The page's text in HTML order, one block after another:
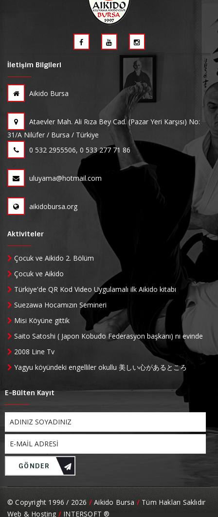
İletişim Bilgileri
Aikido Bursa
Ataevler Mah. Ali Rıza Bey Cad. (Pazar Yeri Karşısı) No:
31/A Nilüfer / Bursa / Türkiye
0 532 2955506, 0 533 277 71 86
uluyama@hotmail.com
aikidobursa.org
Aktiviteler
Çocuk ve Aikido 2. Bölüm
Çocuk ve Aikido
Türkiye'de QR Kod Video Uygulamalı ilk Aikido kitabı
Suezawa Hocamızın Semineri
Misi Köyüne gittik
Saito Satoshi ( Japon Kobudo Federasyon başkanı) nı evinde
2008 Line Tv
Yagyu köyündeki engelliler okullu 美しい心があるところ
E-Bülten Kayıt
GÖNDER
© Copyright 1996 / 2026 / Aikido Bursa / Tüm Hakları Saklıdır
Web & Hosting / INTERSOFT ®